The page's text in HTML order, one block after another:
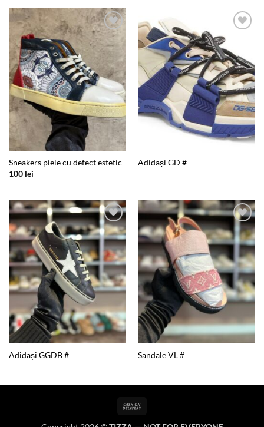
Add to
wishlist
Sneakers piele cu defect estetic
100 lei
Adidași GD #
Add to
wishlist
Adidași GGDB #
Add to
wishlist
Sandale VL #